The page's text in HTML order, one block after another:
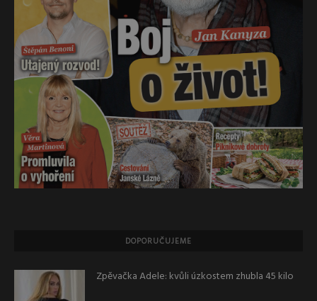
DOPORUČUJEME
Zpěvačka Adele: kvůli úzkostem zhubla 45 kilo